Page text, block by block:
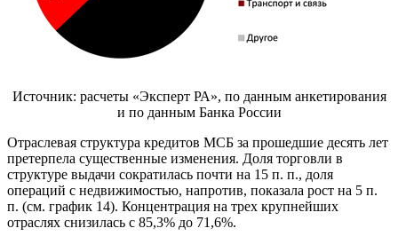
Источник: расчеты «Эксперт РА», по данным анкетирования
и по данным Банка России
Отраслевая структура кредитов МСБ за прошедшие десять лет
претерпела существенные изменения. Доля торговли в
структуре выдачи сократилась почти на 15 п. п., доля
операций с недвижимостью, напротив, показала рост на 5 п.
п. (см. график 14). Концентрация на трех крупнейших
отраслях снизилась с 85,3% до 71,6%.